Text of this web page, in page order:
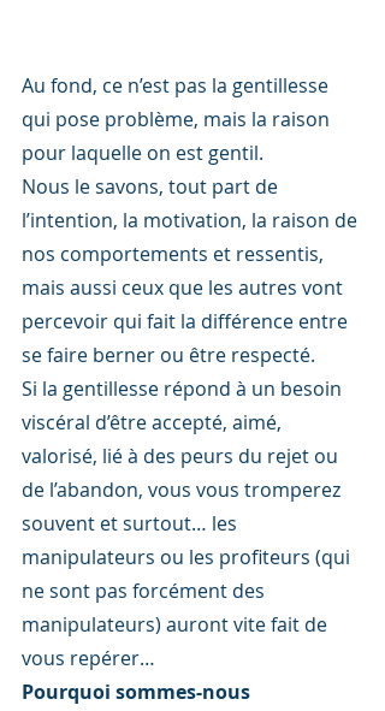
Au fond, ce n’est pas la gentillesse
qui pose problème, mais la raison
pour laquelle on est gentil.
Nous le savons, tout part de
l’intention, la motivation, la raison de
nos comportements et ressentis,
mais aussi ceux que les autres vont
percevoir qui fait la différence entre
se faire berner ou être respecté.
Si la gentillesse répond à un besoin
viscéral d’être accepté, aimé,
valorisé, lié à des peurs du rejet ou
de l’abandon, vous vous tromperez
souvent et surtout… les
manipulateurs ou les profiteurs (qui
ne sont pas forcément des
manipulateurs) auront vite fait de
vous repérer…
Pourquoi sommes-nous